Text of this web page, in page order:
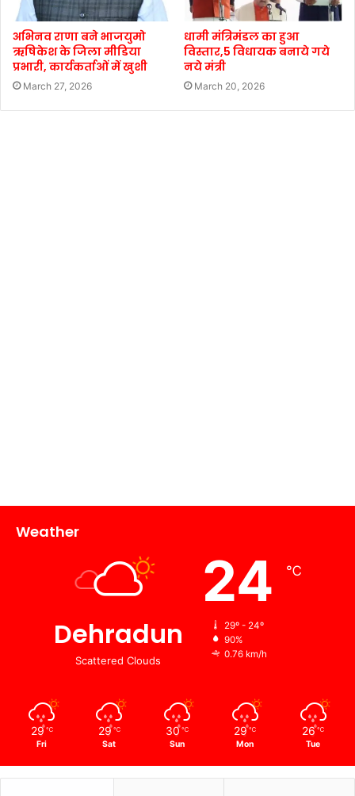
अभिनव राणा बने भाजयुमो
ऋषिकेश के जिला मीडिया
प्रभारी, कार्यकर्ताओं में खुशी
March 27, 2026
धामी मंत्रिमंडल का हुआ
विस्तार,5 विधायक बनाये गये
नये मंत्री
March 20, 2026
Weather
Dehradun
Scattered Clouds
24 ℃
29º - 24º
90%
0.76 km/h
29 ℃
Fri
29 ℃
Sat
30 ℃
Sun
29 ℃
Mon
26 ℃
Tue